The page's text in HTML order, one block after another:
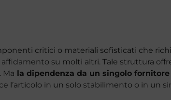
critici o materiali sofisticati che
su molti altri. Tale struttura
Ma la dipendenza da un singolo
l’articolo in un solo stabilimento o in un